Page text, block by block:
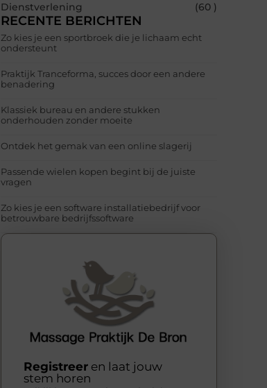
Dienstverlening
(60 )
RECENTE BERICHTEN
Zo kies je een sportbroek die je lichaam echt
ondersteunt
Praktijk Tranceforma, succes door een andere
benadering
Klassiek bureau en andere stukken
onderhouden zonder moeite
Ontdek het gemak van een online slagerij
Passende wielen kopen begint bij de juiste
vragen
Zo kies je een software installatiebedrijf voor
betrouwbare bedrijfssoftware
Registreer en laat jouw
stem horen